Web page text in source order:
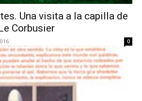
Una visita a la capilla de
Corbusier
0